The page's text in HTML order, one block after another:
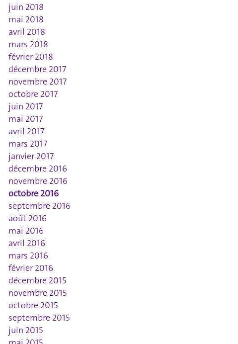
juin 2018
mai 2018
avril 2018
mars 2018
février 2018
décembre 2017
novembre 2017
octobre 2017
juin 2017
mai 2017
avril 2017
mars 2017
janvier 2017
décembre 2016
novembre 2016
octobre 2016
septembre 2016
août 2016
mai 2016
avril 2016
mars 2016
février 2016
décembre 2015
novembre 2015
octobre 2015
septembre 2015
juin 2015